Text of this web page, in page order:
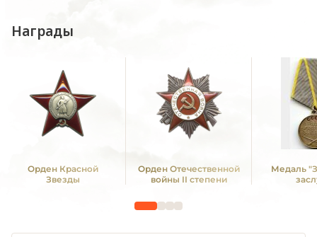
Награды
Орден Красной
Звезды
Орден Отечественной
войны II степени
Медаль